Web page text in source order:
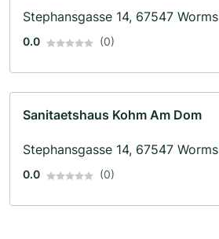
Stephansgasse 14, 67547 Worms
0.0 (0)
Sanitaetshaus Kohm Am Dom
Stephansgasse 14, 67547 Worms
0.0 (0)